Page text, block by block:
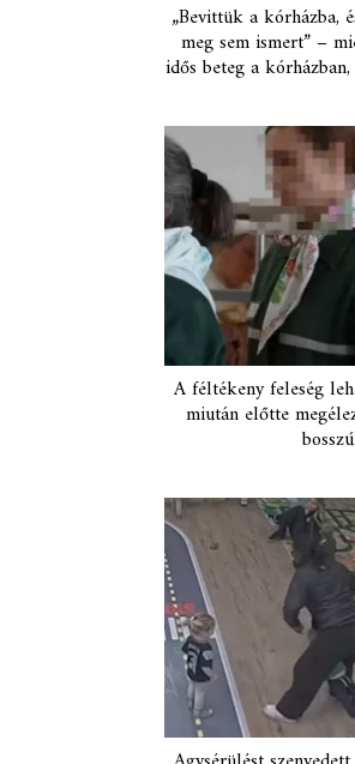
„Bevittük a kórházba,
meg sem ismert” –
idős beteg a
A féltékeny feleség
miután előtte